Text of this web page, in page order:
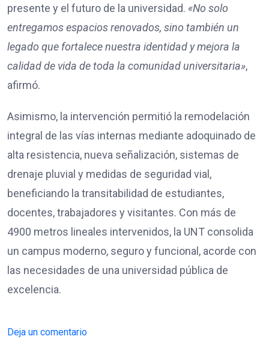
presente y el futuro de la universidad. «No solo
entregamos espacios renovados, sino también un
legado que fortalece nuestra identidad y mejora la
calidad de vida de toda la comunidad universitaria»,
afirmó.
Asimismo, la intervención permitió la remodelación
integral de las vías internas mediante adoquinado de
alta resistencia, nueva señalización, sistemas de
drenaje pluvial y medidas de seguridad vial,
beneficiando la transitabilidad de estudiantes,
docentes, trabajadores y visitantes. Con más de
4900 metros lineales intervenidos, la UNT consolida
un campus moderno, seguro y funcional, acorde con
las necesidades de una universidad pública de
excelencia.
Deja un comentario